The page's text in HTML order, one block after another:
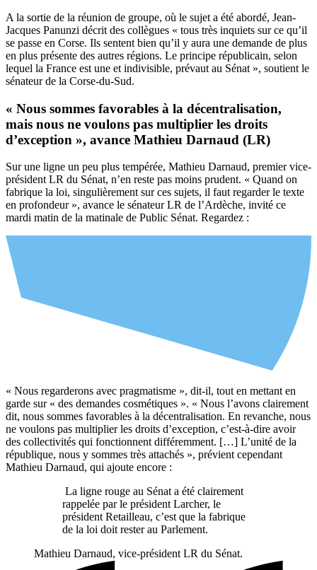
A la sortie de la réunion de groupe, où le sujet a été abordé, Jean-
Jacques Panunzi décrit des collègues « tous très inquiets sur ce qu’il
se passe en Corse. Ils sentent bien qu’il y aura une demande de plus
en plus présente des autres régions. Le principe républicain, selon
lequel la France est une et indivisible, prévaut au Sénat », soutient le
sénateur de la Corse-du-Sud.
« Nous sommes favorables à la décentralisation,
mais nous ne voulons pas multiplier les droits
d’exception », avance Mathieu Darnaud (LR)
Sur une ligne un peu plus tempérée, Mathieu Darnaud, premier vice-
président LR du Sénat, n’en reste pas moins prudent. « Quand on
fabrique la loi, singulièrement sur ces sujets, il faut regarder le texte
en profondeur », avance le sénateur LR de l’Ardèche, invité ce
mardi matin de la matinale de Public Sénat. Regardez :
« Nous regarderons avec pragmatisme », dit-il, tout en mettant en
garde sur « des demandes cosmétiques ». « Nous l’avons clairement
dit, nous sommes favorables à la décentralisation. En revanche, nous
ne voulons pas multiplier les droits d’exception, c’est-à-dire avoir
des collectivités qui fonctionnent différemment. […] L’unité de la
république, nous y sommes très attachés », prévient cependant
Mathieu Darnaud, qui ajoute encore :
La ligne rouge au Sénat a été clairement
rappelée par le président Larcher, le
président Retailleau, c’est que la fabrique
de la loi doit rester au Parlement.
Mathieu Darnaud, vice-président LR du Sénat.